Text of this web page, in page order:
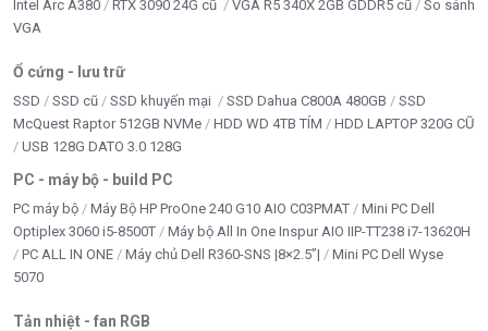
Intel Arc A380
RTX 3090 24G cũ VGA R5 340X 2GB GDDR5 cũ
So sánh
VGA
Ổ cứng - lưu trữ
SSD SSD cũ SSD khuyến mại SSD Dahua C800A 480GB
SSD
McQuest Raptor 512GB NVMe
HDD WD 4TB TÍM
HDD LAPTOP 320G CŨ
USB 128G DATO 3.0 128G
PC - máy bộ - build PC
PC máy bộ Máy Bộ HP ProOne 240 G10 AIO C03PMAT
Mini PC Dell
Optiplex 3060 i5-8500T
Máy bộ All In One Inspur AIO IIP-TT238 i7-13620H
PC ALL IN ONE
Máy chủ Dell R360-SNS |8×2.5”|
Mini PC Dell Wyse
5070
Tản nhiệt - fan RGB